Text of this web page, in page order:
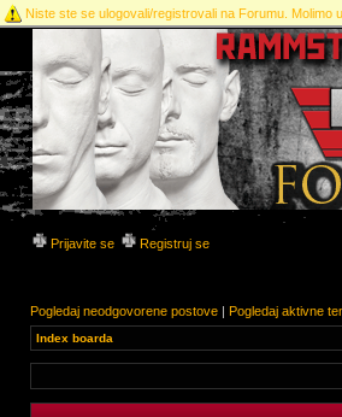
Niste ste se ulogovali/registrovali na Forumu.
Prijavite se Registruj se
Pogledaj neodgovorene postove | Pogledaj aktivne
Index boarda